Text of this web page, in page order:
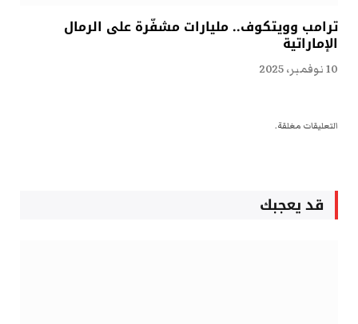
ترامب وويتكوف.. مليارات مشفّرة على الرمال
الإماراتية
10 نوفمبر، 2025
التعليقات مغلقة.
قد يعجبك